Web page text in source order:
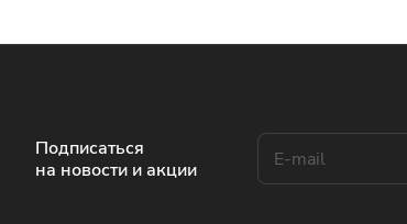
Подписаться
на новости и акции